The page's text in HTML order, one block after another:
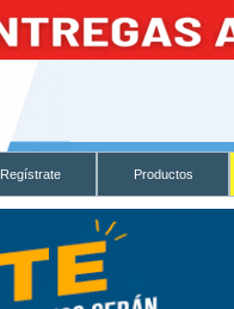
Regístrate Productos